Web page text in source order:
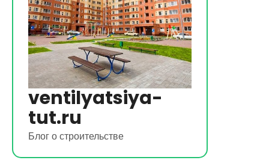
ventilyatsiya-
tut.ru
Блог о строительстве